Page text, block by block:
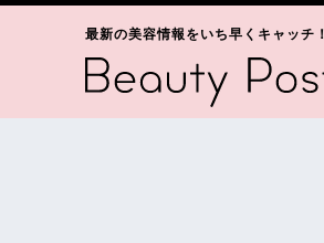
最新の美容情報をいち早くキャッチ！